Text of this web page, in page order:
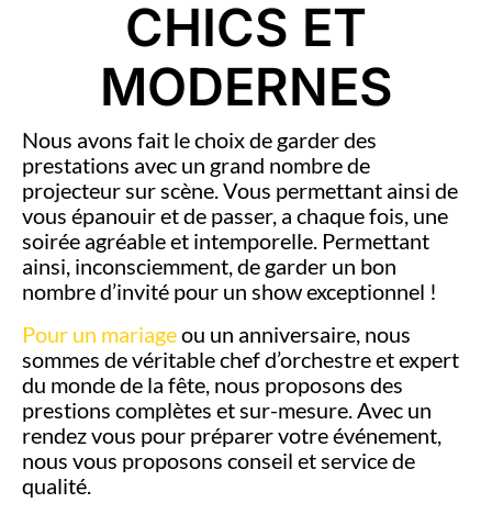
CHICS ET
MODERNES
Nous avons fait le choix de garder des
prestations avec un grand nombre de
projecteur sur scène. Vous permettant ainsi de
vous épanouir et de passer, a chaque fois, une
soirée agréable et intemporelle. Permettant
ainsi, inconsciemment, de garder un bon
nombre d’invité pour un show exceptionnel !
Pour un mariageou un anniversaire, nous
sommes de véritable chef d’orchestre et expert
du monde de la fête, nous proposons des
prestions complètes et sur-mesure. Avec un
rendez vous pour préparer votre événement,
nous vous proposons conseil et service de
qualité.